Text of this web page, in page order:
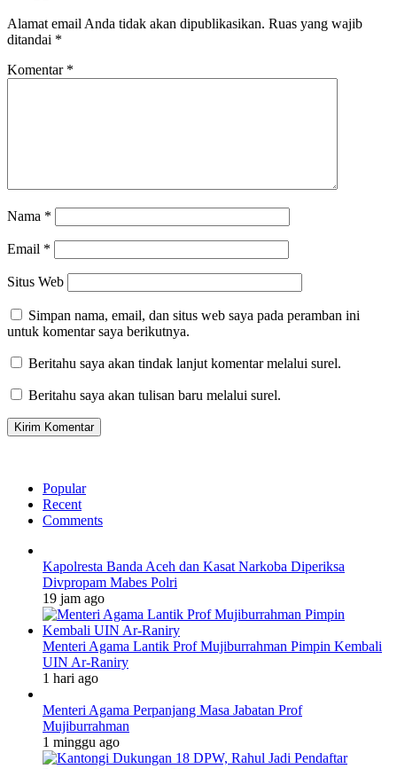
Alamat email Anda tidak akan dipublikasikan. Ruas yang wajib
ditandai *
Komentar *
Nama *
Email *
Situs Web
Simpan nama, email, dan situs web saya pada peramban ini
untuk komentar saya berikutnya.
Beritahu saya akan tindak lanjut komentar melalui surel.
Beritahu saya akan tulisan baru melalui surel.
Popular
Recent
Comments
Kapolresta Banda Aceh dan Kasat Narkoba Diperiksa
Divpropam Mabes Polri
19 jam ago
Menteri Agama Lantik Prof Mujiburrahman Pimpin Kembali
UIN Ar-Raniry
1 hari ago
Menteri Agama Perpanjang Masa Jabatan Prof
Mujiburrahman
1 minggu ago